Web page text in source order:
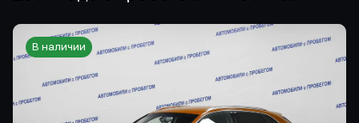
В наличии